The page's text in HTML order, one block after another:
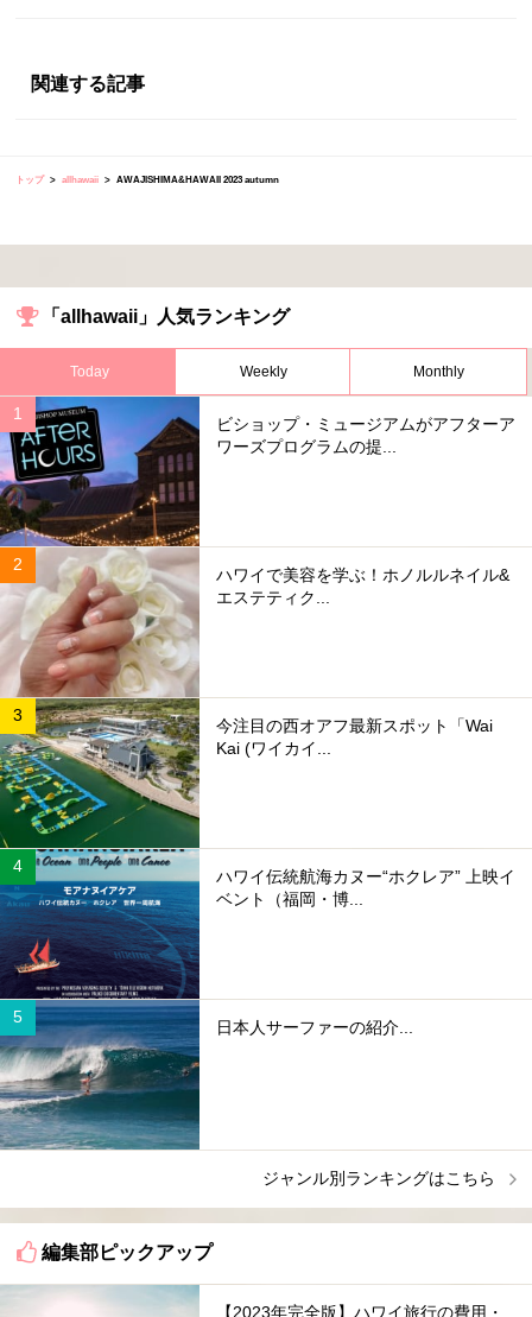
関連する記事
トップ allhawaii AWAJISHIMA&HAWAII 2023 autumn
「allhawaii」人気ランキング
Today Weekly Monthly
ビショップ・ミュージアムがアフターア
ワーズプログラムの提...
ハワイで美容を学ぶ！ホノルルネイル&
エステティク...
今注目の西オアフ最新スポット「Wai
Kai (ワイカイ...
ハワイ伝統航海カヌー“ホクレア” 上映イ
ベント（福岡・博...
日本人サーファーの紹介...
ジャンル別ランキングはこちら
編集部ピックアップ
【2023年完全版】ハワイ旅行の費用・